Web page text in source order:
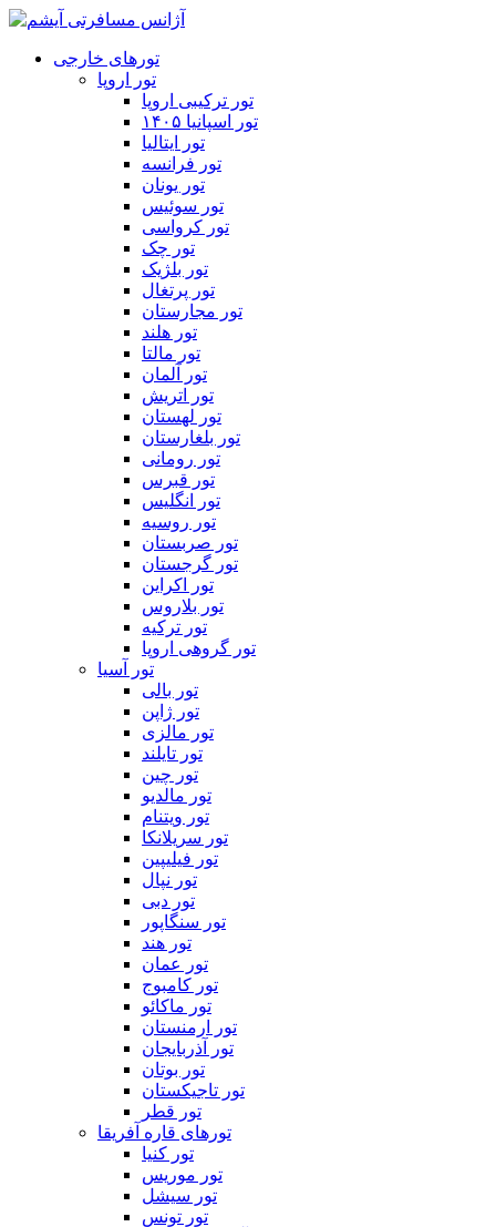
تورهای خارجی
تور اروپا
تور ترکیبی اروپا
تور اسپانیا ۱۴۰۵
تور ایتالیا
تور فرانسه
تور یونان
تور سوئیس
تور کرواسی
تور چک
تور بلژیک
تور پرتغال
تور مجارستان
تور هلند
تور مالتا
تور آلمان
تور اتریش
تور لهستان
تور بلغارستان
تور رومانی
تور قبرس
تور انگلیس
تور روسیه
تور صربستان
تور گرجستان
تور اکراین
تور بلاروس
تور ترکیه
تور گروهی اروپا
تور آسیا
تور بالی
تور ژاپن
تور مالزی
تور تایلند
تور چین
تور مالدیو
تور ویتنام
تور سریلانکا
تور فیلیپین
تور نپال
تور دبی
تور سنگاپور
تور هند
تور عمان
تور کامبوج
تور ماکائو
تور ارمنستان
تور آذربایجان
تور بوتان
تور تاجیکستان
تور قطر
تورهای قاره آفریقا
تور کنیا
تور موریس
تور سیشل
تور تونس